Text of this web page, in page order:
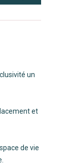
un
et
de vie